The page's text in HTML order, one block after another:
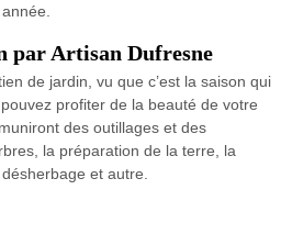
par Artisan Dufresne
de jardin, vu que c’est la saison qui
profiter de la beauté de votre
des outillages et des
la préparation de la terre, la
et autre.